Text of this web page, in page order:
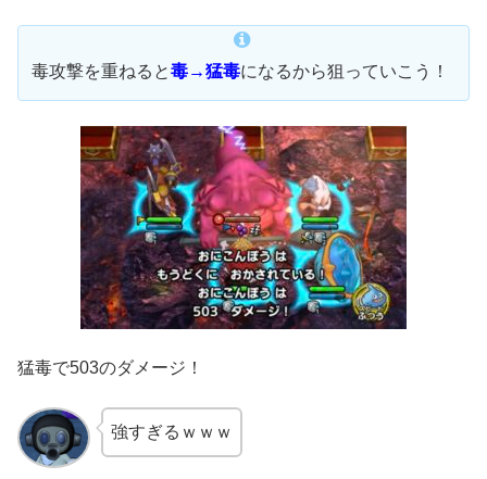
毒攻撃を重ねると毒→猛毒になるから狙っていこう！
猛毒で503のダメージ！
強すぎるｗｗｗ